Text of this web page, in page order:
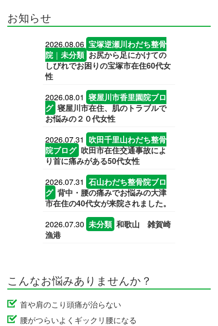
お知らせ
2026.08.06 宝塚逆瀬川わだち整骨
院｜未分類 お尻から足にかけての
しびれでお困りの宝塚市在住60代女
性
2026.08.01 寝屋川市香里園院ブロ
グ 寝屋川市在住、肌のトラブルで
お悩みの２０代女性
2026.07.31 吹田千里山わだち整骨
院ブログ 吹田市在住交通事故によ
り首に痛みがある50代女性
2026.07.31 石山わだち整骨院ブロ
グ 背中・腰の痛みでお悩みの大津
市在住の40代女が来院されました。
2026.07.30 未分類 和歌山 雑賀崎
漁港
こんなお悩みありませんか？
首や肩のこり頭痛が治らない
腰がつらいよくギックリ腰になる